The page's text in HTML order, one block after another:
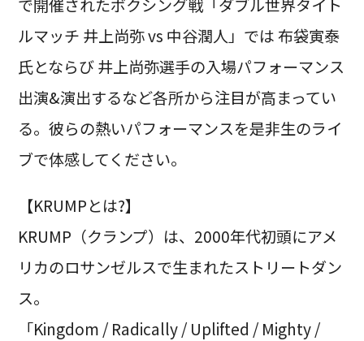
で開催されたボクシング戦「ダブル世界タイト
ルマッチ 井上尚弥 vs 中谷潤人」では 布袋寅泰
氏とならび 井上尚弥選手の入場パフォーマンス
出演&演出するなど各所から注目が高まってい
る。彼らの熱いパフォーマンスを是非生のライ
ブで体感してください。
【KRUMPとは?】
KRUMP（クランプ）は、2000年代初頭にアメ
リカのロサンゼルスで生まれたストリートダン
ス。
「Kingdom / Radically / Uplifted / Mighty /